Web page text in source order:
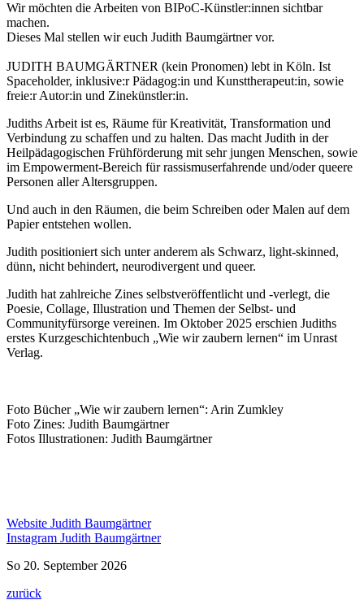
Wir möchten die Arbeiten von BIPoC-Künstler:innen sichtbar
machen.
Dieses Mal stellen wir euch Judith Baumgärtner vor.
JUDITH BAUMGÄRTNER (kein Pronomen) lebt in Köln. Ist
Spaceholder, inklusive:r Pädagog:in und Kunsttherapeut:in, sowie
freie:r Autor:in und Zinekünstler:in.
Judiths Arbeit ist es, Räume für Kreativität, Transformation und
Verbindung zu schaffen und zu halten. Das macht Judith in der
Heilpädagogischen Frühförderung mit sehr jungen Menschen, sowie
im Empowerment-Bereich für rassismuserfahrende und/oder queere
Personen aller Altersgruppen.
Und auch in den Räumen, die beim Schreiben oder Malen auf dem
Papier entstehen wollen.
Judith positioniert sich unter anderem als Schwarz, light-skinned,
dünn, nicht behindert, neurodivergent und queer.
Judith hat zahlreiche Zines selbstveröffentlicht und -verlegt, die
Poesie, Collage, Illustration und Themen der Selbst- und
Communityfürsorge vereinen. Im Oktober 2025 erschien Judiths
erstes Kurzgeschichtenbuch „Wie wir zaubern lernen“ im Unrast
Verlag.
Foto Bücher „Wie wir zaubern lernen“: Arin Zumkley
Foto Zines: Judith Baumgärtner
Fotos Illustrationen: Judith Baumgärtner
Website Judith Baumgärtner
Instagram Judith Baumgärtner
So 20. September 2026
zurück